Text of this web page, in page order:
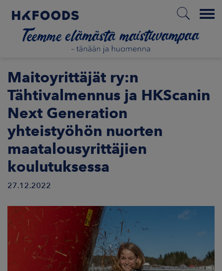
Menu
ETUSIVU
MEISTÄ
Maitoyrittäjät ry:n
Tähtivalmennus ja HKScanin
Next Generation
yhteistyöhön nuorten
maatalousyrittäjien
koulutuksessa
27.12.2022